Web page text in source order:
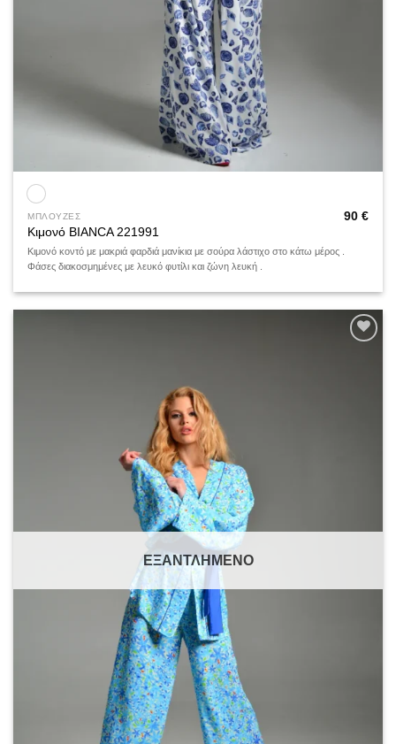
ΜΠΛΟΥΖΕΣ
Κιμονό BIANCA 221991
90 €
Κιμονό κοντό με μακριά φαρδιά μανίκια με σούρα λάστιχο στο κάτω μέρος .
Φάσες διακοσμημένες με λευκό φυτίλι και ζώνη λευκή .
ΕΞΑΝΤΛΗΜΈΝΟ